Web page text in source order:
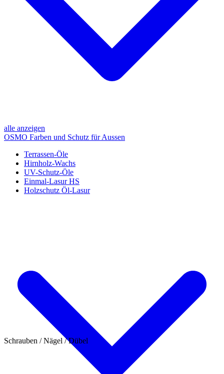
alle anzeigen
OSMO Farben und Schutz für Aussen
Terrassen-Öle
Hirnholz-Wachs
UV-Schutz-Öle
Einmal-Lasur HS
Holzschutz Öl-Lasur
Schrauben / Nägel / Dübel